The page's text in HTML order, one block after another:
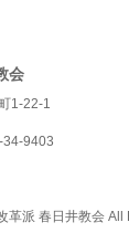
会
1-22-1
34-9403
革派 春日井教会 All